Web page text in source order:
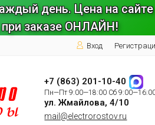
день. Цена на сайте
при заказе ОНЛАЙН!
Вход
+7 (863) 201-10-40
Пн—Пт 9:00—18:00 Сб
ул. Жмайлова, 4/10
mail@electrorostov.ru